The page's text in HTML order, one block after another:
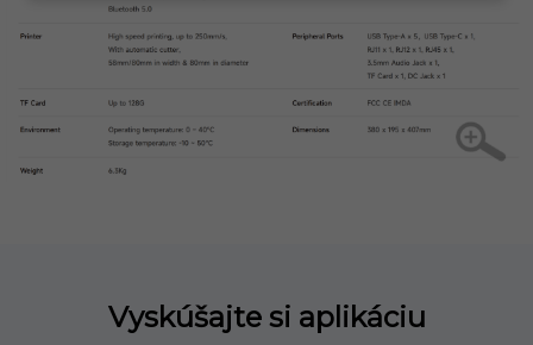
Vyskúšajte si aplikáciu